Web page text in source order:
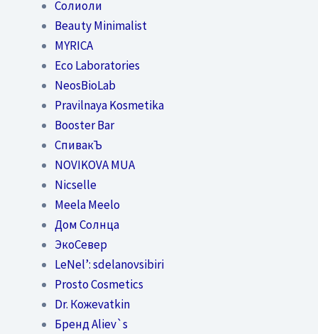
Солиоли
Beauty Minimalist
MYRICA
Eco Laboratories
NeosBioLab
Pravilnaya Kosmetika
Booster Bar
СпивакЪ
NOVIKOVA MUA
Nicselle
Meela Meelo
Дом Солнца
ЭкоСевер
LeNel’: sdelanovsibiri
Prosto Cosmetics
Dr. Кожеvatkin
Бренд Aliev`s